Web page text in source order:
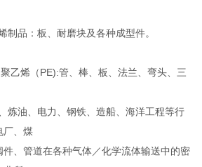
品：板、耐磨块及各种成型件。
乙烯（PE):管、棒、板、法兰、弯头、三
油、电力、钢铁、造船、海洋工程等行
厂、煤
、管道在各种气体／化学流体输送中的密